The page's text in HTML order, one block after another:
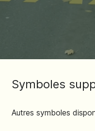
Symboles
Autres symboles